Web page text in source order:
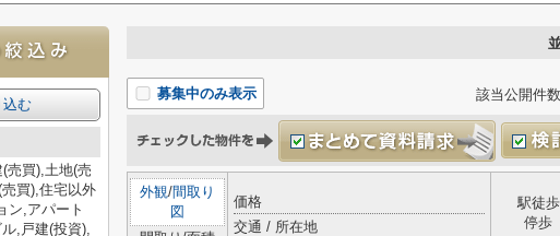
募集中のみ表示 該当公開件数
外観/間取り
図
価格
交通 / 所在地
駅徒歩
停歩
む
売買),土地(売
買),住宅以外
ン,アパート
,戸建(投資),